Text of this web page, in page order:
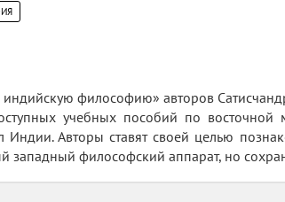
индийскую философию» авторов
учебных пособий по восточной
Авторы ставят своей целью
западный философский аппарат, но